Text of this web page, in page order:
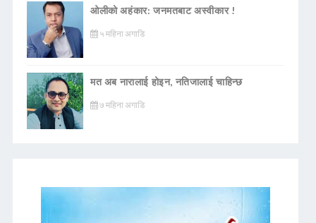
ओलीको अहंकार: जनमतबाट अस्वीकार !
५ महिना अगाडि
मत अब नारालाई होइन, नतिजालाई चाहिन्छ
७ महिना अगाडि